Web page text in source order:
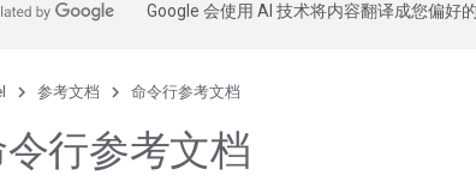
Google 会使用 AI 技术将内容翻译成您偏好
参考文档 命令行参考文档
行参考文档